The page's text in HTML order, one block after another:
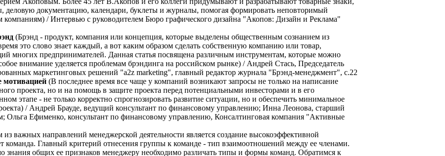
документацию, календари, буклеты и журналы, помогая формировать неповторимый
/ Интервью с руководителем Бюро графического дизайна "Акопов: Дизайн и Реклама"
(Брэнд - продукт, компания или концепция, которые выделены общественным сознанием из
это слово знает каждый, а вот каким образом сделать собственную компанию или товар,
многих предпринимателей. Данная статья посвящена различным инструментам, которые можно
внимание уделяется проблемам брэндинга на российском рынке) / Андрей Стась, Председатель
маркетинговых решений "a2z marketing", главный редактор журнала "Брэнд-менеджмент", с.22
мотивацией (В последнее время все чаще у компаний возникают запросы не только на написание
проекта, но и на помощь в защите проекта перед потенциальными инвесторами и в его
этапе - не только корректно спрогнозировать развитие ситуации, но и обеспечить минимальное
/ Андрей Брауде, ведущий консультант по финансовому управлению; Инна Леонова, старший
Ольга Ефименко, консультант по финансовому управлению, Консалтинговая компания "Активные
важных направлений менеджерской деятельности является создание высокоэффективной
команда. Главный критерий отнесения группы к команде - тип взаимоотношений между ее членами.
знания общих ее признаков менеджеру необходимо различать типы и формы команд. Обратимся к